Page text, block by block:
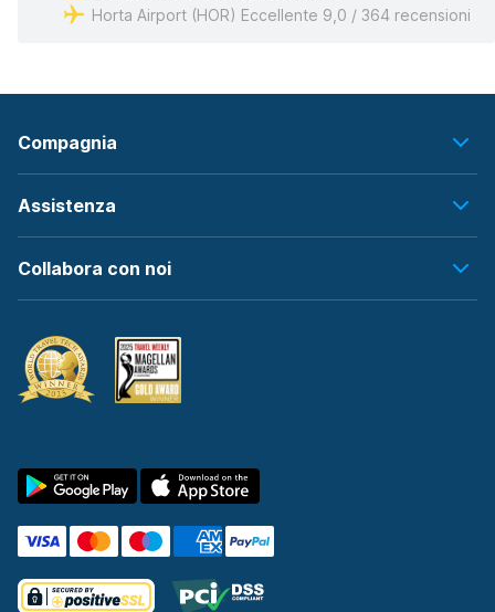
Horta Airport (HOR) Eccellente 9,0 / 364 recensioni
Compagnia
Assistenza
Collabora con noi